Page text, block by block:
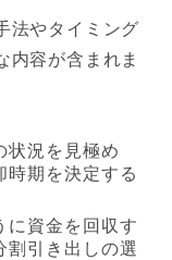
法やタイミング
内容が含まれま
状況を見極め
時期を決定する
に資金を回収す
割引き出しの選